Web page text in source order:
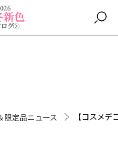
限定品ニュース 【コスメ